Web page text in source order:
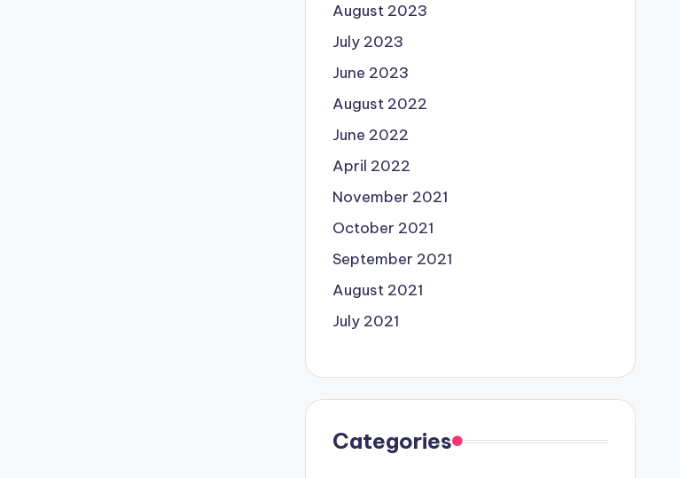
August 2023
July 2023
June 2023
August 2022
June 2022
April 2022
November 2021
October 2021
September 2021
August 2021
July 2021
Categories